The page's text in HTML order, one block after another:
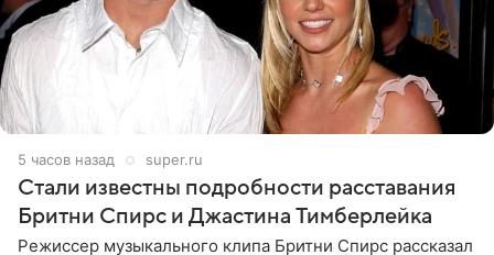
5 часов назад super.ru
Стали известны подробности расставания
Бритни Спирс и Джастина Тимберлейка
Режиссер музыкального клипа Бритни Спирс рассказал